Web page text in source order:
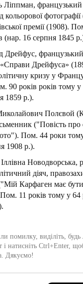
Ліппман, французький
кольорової
премії (1908).
(нар. 16 серпня 1845
Дрейфус,
«Справи Дрейфуса»
кризу у
90 років років тому у
1859 р.).
Полєвой
("Повість
Пом. 44 роки
1908 р.).
Новодворська,
діяч,
Карфаген має бути
11 років тому у 64
помилку, виділіть, будь
і натисніть Ctrl+Enter,
Дякуємо!